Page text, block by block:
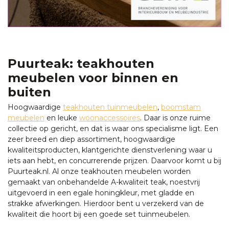
Puurteak: teakhouten
meubelen voor binnen en
buiten
Hoogwaardige teakhouten tuinmeubelen, boomstam
meubelen en leuke woonaccessoires. Daar is onze ruime
collectie op gericht, en dat is waar ons specialisme ligt. Een
zeer breed en diep assortiment, hoogwaardige
kwaliteitsproducten, klantgerichte dienstverlening waar u
iets aan hebt, en concurrerende prijzen. Daarvoor komt u bij
Puurteak.nl. Al onze teakhouten meubelen worden
gemaakt van onbehandelde A-kwaliteit teak, noestvrij
uitgevoerd in een egale honingkleur, met gladde en
strakke afwerkingen. Hierdoor bent u verzekerd van de
kwaliteit die hoort bij een goede set tuinmeubelen.